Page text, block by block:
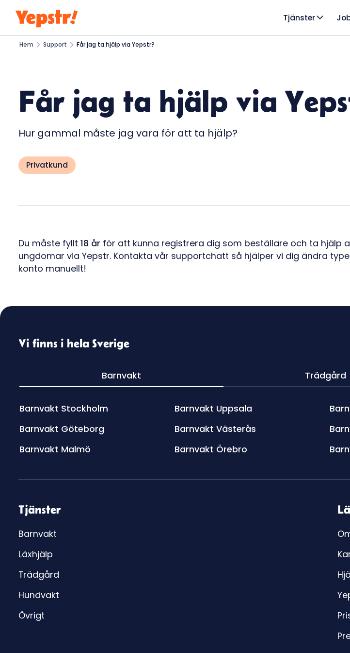
Tjänster
Hem Support Får jag ta hjälp via Yepstr?
Får jag ta hjälp via
Hur gammal måste jag vara för att ta hjälp?
Privatkund
Du måste fyllt18 år för att kunna registrera dig som beställare och ta hjälp
ungdomar via Yepstr. Kontakta vår supportchatt så hjälper vi dig ändra
konto manuellt!
Vi finns i hela Sverige
Barnvakt Trädgård
Barnvakt Stockholm
Barnvakt Göteborg
Barnvakt Malmö
Barnvakt Uppsala
Barnvakt Västerås
Barnvakt Örebro
Tjänster
Barnvakt
Läxhjälp
Trädgård
Hundvakt
Övrigt